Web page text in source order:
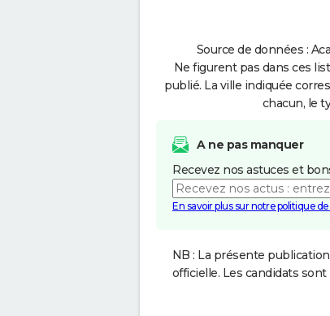
Source de données :
Ne figurent pas dans ces
publié. La ville indiquée
chacun, le
A ne pas manquer
Recevez nos astuces et
En savoir plus sur notre politique
NB : La présente
officielle. Les candidats